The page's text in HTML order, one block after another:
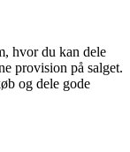
hvor du kan dele
provision på salget.
og dele gode